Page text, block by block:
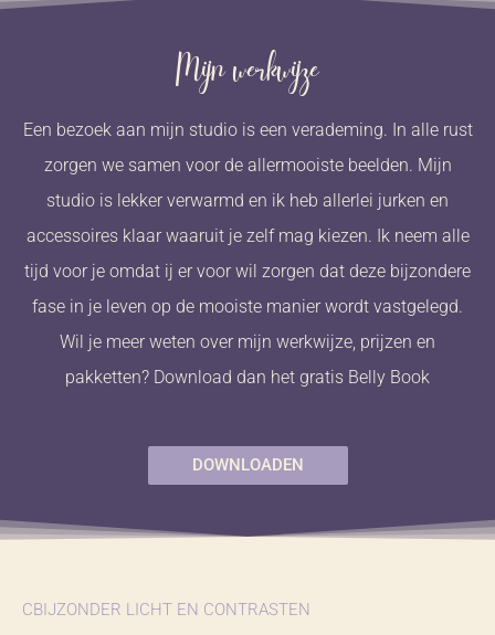
Mijn werkwijze
Een bezoek aan mijn studio is een verademing. In alle rust
zorgen we samen voor de allermooiste beelden. Mijn
studio is lekker verwarmd en ik heb allerlei jurken en
accessoires klaar waaruit je zelf mag kiezen. Ik neem alle
tijd voor je omdat ij er voor wil zorgen dat deze bijzondere
fase in je leven op de mooiste manier wordt vastgelegd.
Wil je meer weten over mijn werkwijze, prijzen en
pakketten? Download dan het gratis Belly Book
DOWNLOADEN
CBIJZONDER LICHT EN CONTRASTEN